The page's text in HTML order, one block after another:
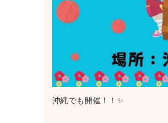
沖縄でも開催！！✨